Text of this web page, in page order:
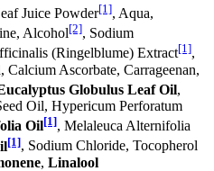
Juice Powder[1], Aqua,
Alcohol[2], Sodium
(Ringelblume) Extract[1],
Ascorbate, Carrageenan,
Globulus Leaf Oil,
Oil, Hypericum Perforatum
Oil[1], Melaleuca Alternifolia
[1], Sodium Chloride, Tocopherol
, Linalool